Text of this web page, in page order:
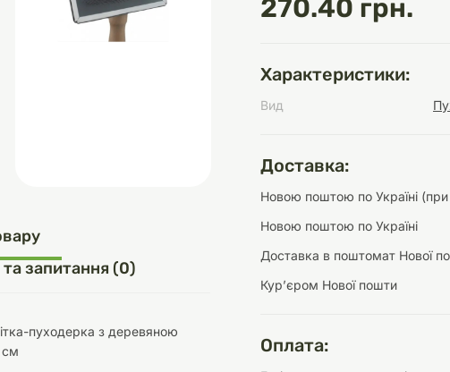
Переноски
Інструменти для
догляду
Обігрівачі
Засоби для догляду
270.40 грн.
Характеристики:
Вид
Доставка:
Новою поштою по Україні (при
Новою поштою по Україні
Доставка в поштомат Нової
Курʼєром Нової пошти
Оплата:
та запитання (0)
пуходерка з деревяною
см